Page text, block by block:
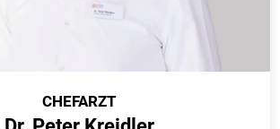
CHEFARZT